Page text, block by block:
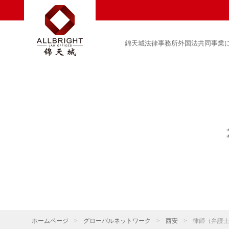
錦天城法律事務所外国法共同事業
ホームページ > グローバルネットワーク > 西安 > 律師（弁護